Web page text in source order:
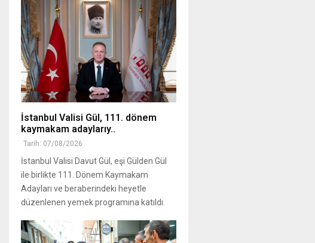
İstanbul Valisi Gül, 111. dönem
kaymakam adaylarıy..
Tarih: 07/08/2026
İstanbul Valisi Davut Gül, eşi Gülden Gül
ile birlikte 111. Dönem Kaymakam
Adayları ve beraberindeki heyetle
düzenlenen yemek programına katıldı.